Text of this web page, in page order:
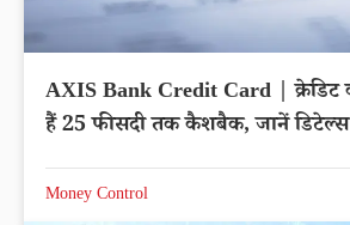
AXIS Bank Credit Card | क्रेडिट कार्ड पर पा सकते
हैं 25 फीसदी तक कैशबैक, जानें डिटेल्स
Money Control